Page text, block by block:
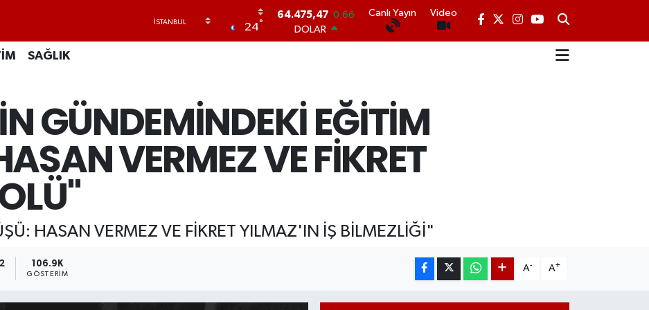
24°
DOLAR
47,5971
0.05
EURO
GRAM ALTIN
6527.85 0.54
BİST100
13.703 0
BITCOIN
64.475,47
0.66
Canlı Yayın Video
SAĞLIK
GÜNDEMİNDEKİ EĞİTİM
VERMEZ VE FİKRET
HASAN VERMEZ VE FİKRET YILMAZ'IN İŞ BİLMEZLİĞİ"
106.9K
GÖSTERIM
A- A+